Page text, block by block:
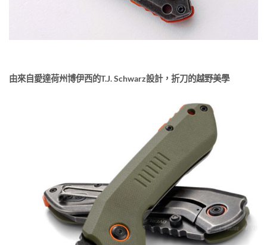
由來自愛達荷州博伊西的T.J. Schwarz設計，折刀的越野美學